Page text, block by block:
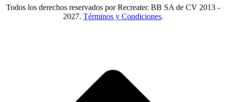
Todos los derechos reservados por Recreatec BB SA de CV 2013 -
2027. Términos y Condiciones.